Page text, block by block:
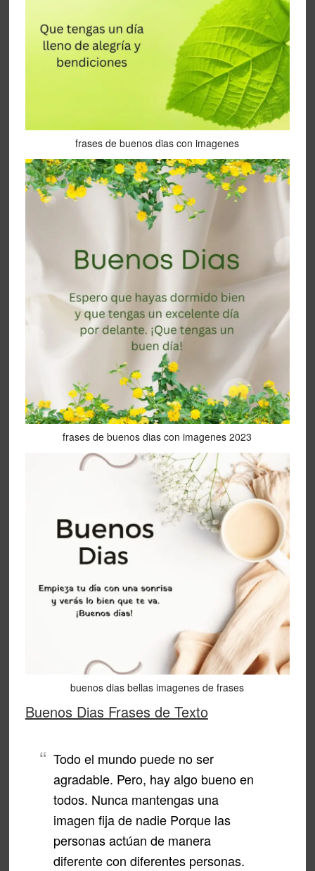
frases de buenos dias con imagenes
frases de buenos dias con imagenes 2023
buenos dias bellas imagenes de frases
Buenos Dias Frases de Texto
Todo el mundo puede no ser
agradable. Pero, hay algo bueno en
todos. Nunca mantengas una
imagen fija de nadie Porque las
personas actúan de manera
diferente con diferentes personas.